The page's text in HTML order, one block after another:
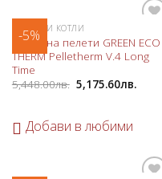
-5%
в
любими
ПЕЛЕТНИ КОТЛИ
Котел на пелети GREEN ECO
THERM Pelletherm V.4 Long
Time
5,448.00лв. 5,175.60лв.
Добави в любими